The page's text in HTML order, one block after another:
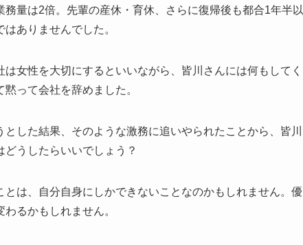
量は2倍。先輩の産休・育休、さらに復帰後も都合1年半以
ありませんでした。
女性を大切にするといいながら、皆川さんには何もしてく
って会社を辞めました。
した結果、そのような激務に追いやられたことから、皆川
うしたらいいでしょう？
は、自分自身にしかできないことなのかもしれません。優
るかもしれません。